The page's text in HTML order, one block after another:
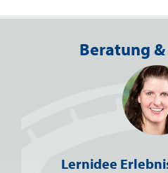
Beratung
Lernidee